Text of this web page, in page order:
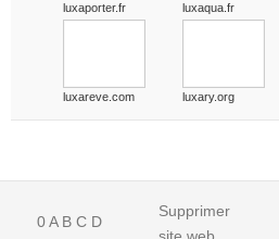
luxaporter.fr luxaqua.fr
luxareve.com luxary.org
0A B C D
Supprimer